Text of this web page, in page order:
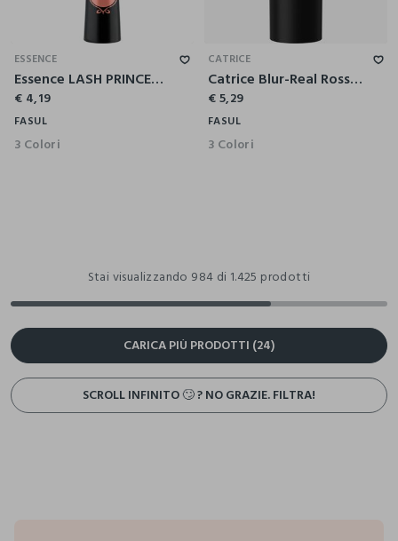
ESSENCE
Essence LASH PRINCESS sculpted volume mascara
€ 4,19
FASUL
3 Colori
CATRICE
Catrice Blur-Real Rossetto Opaco 010
€ 5,29
FASUL
3 Colori
Stai visualizzando 984 di 1.425 prodotti
CARICA PIÙ PRODOTTI (24)
SCROLL INFINITO 🙄 ? NO GRAZIE. FILTRA!